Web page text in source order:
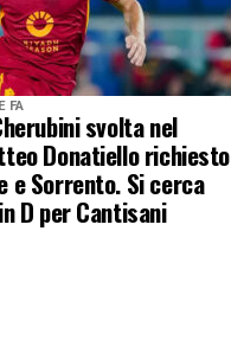
FA
svolta nel
Donatiello richiesto
e Sorrento. Si cerca
D per Cantisani